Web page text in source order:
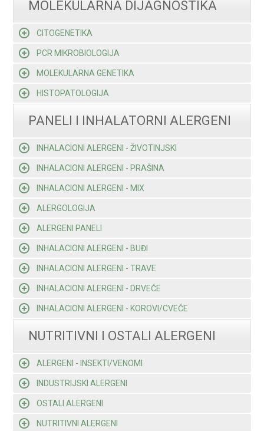
MOLEKULARNA DIJAGNOSTIKA
CITOGENETIKA
PCR MIKROBIOLOGIJA
MOLEKULARNA GENETIKA
HISTOPATOLOGIJA
PANELI I INHALATORNI ALERGENI
INHALACIONI ALERGENI - ŽIVOTINJSKI
INHALACIONI ALERGENI - PRAŠINA
INHALACIONI ALERGENI - MIX
ALERGOLOGIJA
ALERGENI PANELI
INHALACIONI ALERGENI - BUĐI
INHALACIONI ALERGENI - TRAVE
INHALACIONI ALERGENI - DRVEĆE
INHALACIONI ALERGENI - KOROVI/CVEĆE
NUTRITIVNI I OSTALI ALERGENI
ALERGENI - INSEKTI/VENOMI
INDUSTRIJSKI ALERGENI
OSTALI ALERGENI
NUTRITIVNI ALERGENI